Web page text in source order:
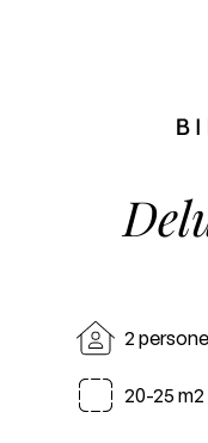
2
20-25 m2